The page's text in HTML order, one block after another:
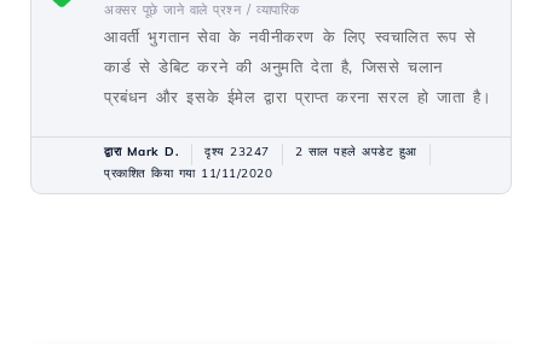
अक्सर पूछे जाने वाले प्रश्न / व्यापारिक
आवर्ती भुगतान सेवा के नवीनीकरण के लिए स्वचालित रूप से
कार्ड से डेबिट करने की अनुमति देता है, जिससे चलान
प्रबंधन और इसके ईमेल द्वारा प्राप्त करना सरल हो जाता है।
द्वारा Mark D. दृश्य 23247
2 साल पहले अपडेट हुआ
प्रकाशित किया गया 11/11/2020